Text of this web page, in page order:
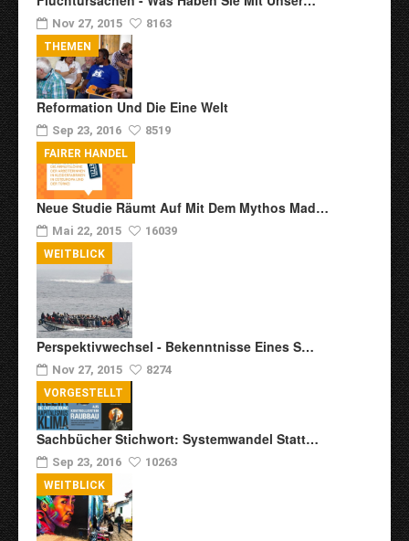
Nov 27, 2015 8163
Reformation Und Die Eine Welt
Sep 23, 2016 8519
THEMEN
Neue Studie Räumt Auf Mit Dem Mythos Mad…
Mai 22, 2015 16039
FAIRER HANDEL
Perspektivwechsel - Bekenntnisse Eines S…
Nov 27, 2015 8274
WEITBLICK
Sachbücher Stichwort: Systemwandel Statt…
Sep 23, 2016 10263
VORGESTELLT
WEITBLICK